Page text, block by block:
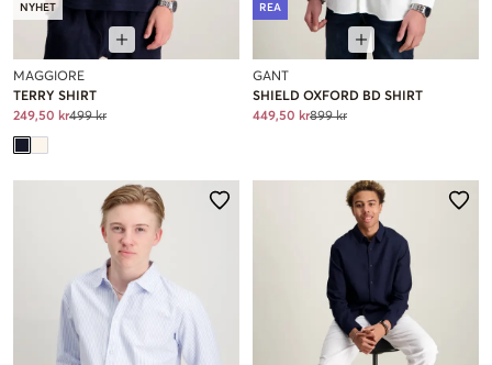
NYHET
MAGGIORE
TERRY SHIRT
249,50 kr499 kr
REA
GANT
SHIELD OXFORD BD SHIRT
449,50 kr899 kr